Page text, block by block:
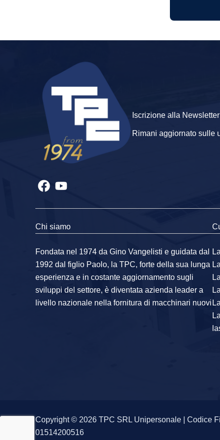
Iscrizione alla Newsletter
Rimani aggiornato sulle
Chi siamo
Fondata nel 1974 da Gino Vangelisti e guidata dal
1992 dal figlio Paolo, la TPC, forte della sua lunga
esperienza e in costante aggiornamento sugli
sviluppi del settore, è diventata azienda leader a
livello nazionale nella fornitura di macchinari nuovi
Copyright © 2026 TPC SRL Unipersonale | Codice
01514200516